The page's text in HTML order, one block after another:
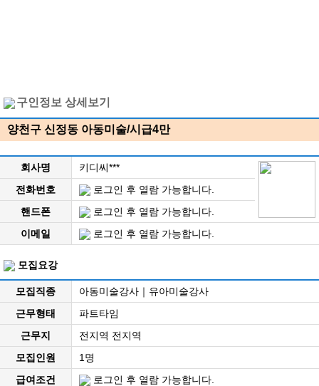
구인정보 상세보기
양천구 신정동 아동미술/시급4만
회사명
키디씨***
전화번호
로그인 후 열람 가능합니다.
핸드폰
로그인 후 열람 가능합니다.
이메일
로그인 후 열람 가능합니다.
모집요강
모집직종
아동미술강사｜유아미술강사
근무형태
파트타임
근무지
전지역 전지역
모집인원
1명
급여조건
로그인 후 열람 가능합니다.